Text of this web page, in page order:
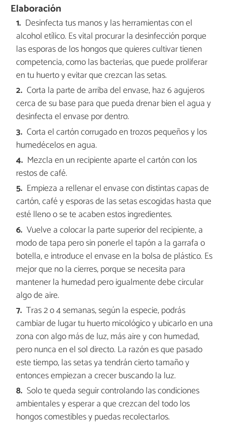
Elaboración
Desinfecta tus manos y las herramientas con el
alcohol etílico. Es vital procurar la desinfección porque
las esporas de los hongos que quieres cultivar tienen
competencia, como las bacterias, que puede proliferar
en tu huerto y evitar que crezcan las setas.
Corta la parte de arriba del envase, haz 6 agujeros
cerca de su base para que pueda drenar bien el agua y
desinfecta el envase por dentro.
Corta el cartón corrugado en trozos pequeños y los
humedécelos en agua.
Mezcla en un recipiente aparte el cartón con los
restos de café.
Empieza a rellenar el envase con distintas capas de
cartón, café y esporas de las setas escogidas hasta que
esté lleno o se te acaben estos ingredientes.
Vuelve a colocar la parte superior del recipiente, a
modo de tapa pero sin ponerle el tapón a la garrafa o
botella, e introduce el envase en la bolsa de plástico. Es
mejor que no la cierres, porque se necesita para
mantener la humedad pero igualmente debe circular
algo de aire.
Tras 2 o 4 semanas, según la especie, podrás
cambiar de lugar tu huerto micológico y ubicarlo en una
zona con algo más de luz, más aire y con humedad,
pero nunca en el sol directo. La razón es que pasado
este tiempo, las setas ya tendrán cierto tamaño y
entonces empiezan a crecer buscando la luz.
Solo te queda seguir controlando las condiciones
ambientales y esperar a que crezcan del todo los
hongos comestibles y puedas recolectarlos.